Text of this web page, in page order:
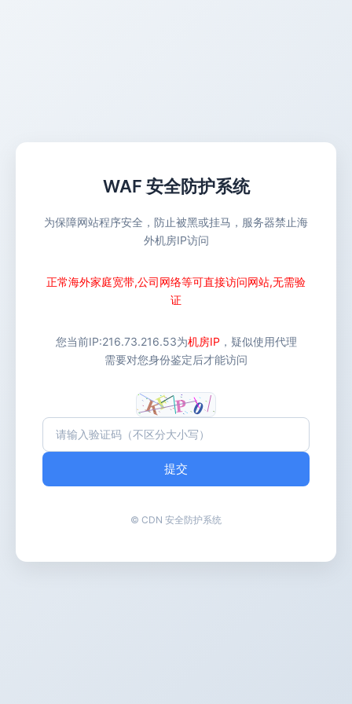
WAF 安全防护系统
为保障网站程序安全，防止被黑或挂马，服务器禁止海
外机房IP访问
正常海外家庭宽带,公司网络等可直接访问网站,无需验
证
您当前IP:216.73.216.53为机房IP ，疑似使用代理
需要对您身份鉴定后才能访问
提交
© CDN 安全防护系统